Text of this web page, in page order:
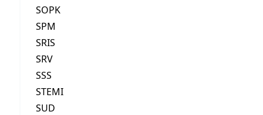
SOPK
SPM
SRIS
SRV
SSS
STEMI
SUD